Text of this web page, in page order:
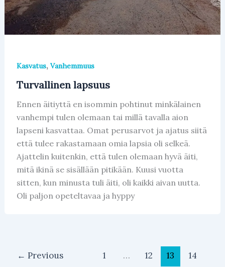
Kasvatus, Vanhemmuus
Turvallinen lapsuus
Ennen äitiyttä en isommin pohtinut minkälainen
vanhempi tulen olemaan tai millä tavalla aion
lapseni kasvattaa. Omat perusarvot ja ajatus siitä
että tulee rakastamaan omia lapsia oli selkeä.
Ajattelin kuitenkin, että tulen olemaan hyvä äiti,
mitä ikinä se sisällään pitikään. Kuusi vuotta
sitten, kun minusta tuli äiti, oli kaikki aivan uutta.
Oli paljon opeteltavaa ja hyppy
← Previous 1 … 12 13 14